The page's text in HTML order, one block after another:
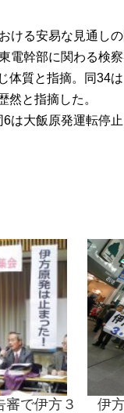
ける安易な見通し
幹部に関わる検察
体質と指摘。同34
然と指摘した。
は大飯原発運転停
審で伊方３
伊